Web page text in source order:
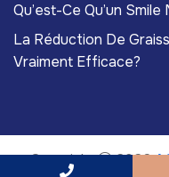
Qu’est-Ce Qu’un
La Réduction De
Vraiment Efficace?
Copyright 2026